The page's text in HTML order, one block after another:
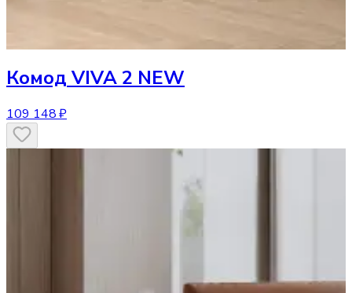
Комод VIVA 2 NEW
109 148 ₽